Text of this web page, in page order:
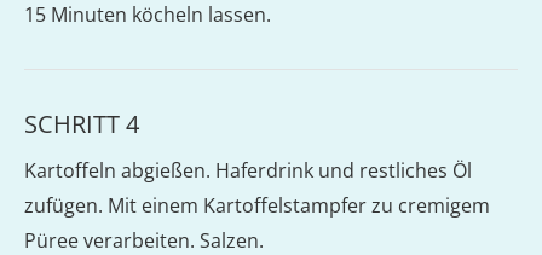
15 Minuten köcheln lassen.
SCHRITT 4
Kartoffeln abgießen. Haferdrink und restliches Öl
zufügen. Mit einem Kartoffelstampfer zu cremigem
Püree verarbeiten. Salzen.